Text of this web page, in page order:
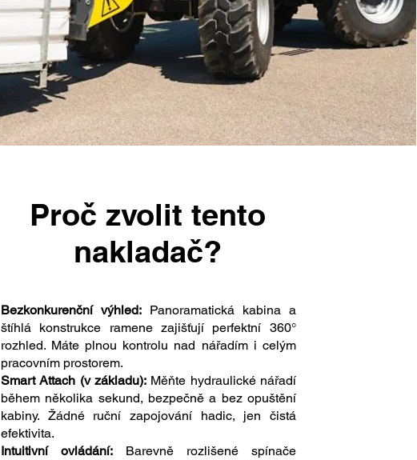
Proč zvolit tento
nakladač?
Bezkonkurenční výhled:Panoramatická kabina a
štíhlá konstrukce ramene zajišťují perfektní 360°
rozhled. Máte plnou kontrolu nad nářadím i celým
pracovním prostorem.
Smart Attach (v základu):Měňte hydraulické nářadí
během několika sekund, bezpečně a bez opuštění
kabiny. Žádné ruční zapojování hadic, jen čistá
efektivita.
Intuitivní ovládání:Barevně rozlišené spínače